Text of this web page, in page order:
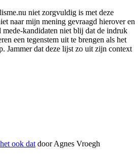
niet zorgvuldig is met deze
naar mijn mening gevraagd hierover en
mede-kandidaten niet blij dat de indruk
een tegenstem uit te brengen als het
Jammer dat deze lijst zo uit zijn context
ook dat doorAgnes Vroegh